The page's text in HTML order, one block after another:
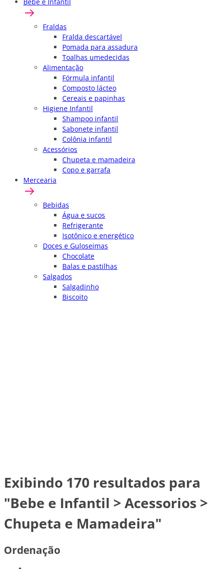
Fraldas
Fralda descartável
Pomada para assadura
Toalhas umedecidas
Alimentação
Fórmula infantil
Composto lácteo
Cereais e papinhas
Higiene Infantil
Shampoo infantil
Sabonete infantil
Colônia infantil
Acessórios
Chupeta e mamadeira
Copo e garrafa
Mercearia
Bebidas
Água e sucos
Refrigerante
Isotônico e energético
Doces e Guloseimas
Chocolate
Balas e pastilhas
Salgados
Salgadinho
Biscoito
Exibindo 170 resultados para
"Bebe e Infantil > Acessorios >
Chupeta e Mamadeira"
Ordenação